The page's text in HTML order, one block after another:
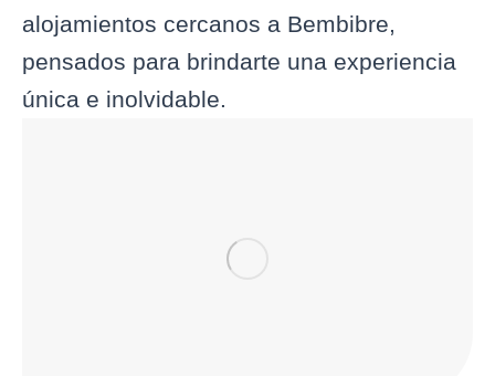
alojamientos cercanos a Bembibre,
pensados para brindarte una experiencia
única e inolvidable.